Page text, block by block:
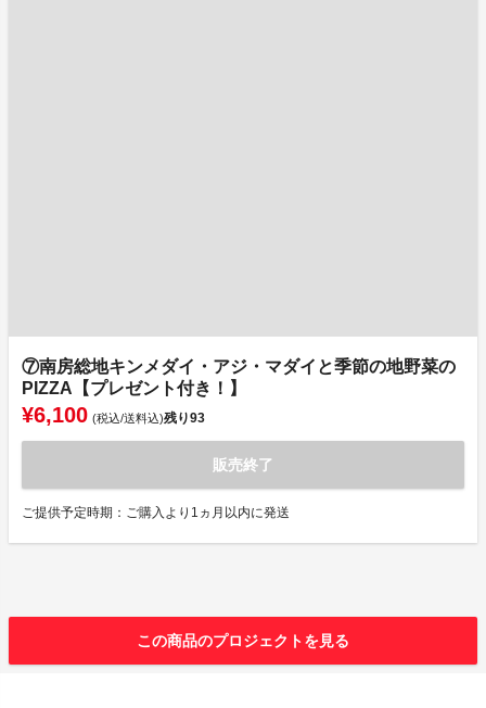
⑦南房総地キンメダイ・アジ・マダイと季節の地野菜の
PIZZA【プレゼント付き！】
¥6,100 (税込/送料込)残り93
販売終了
ご提供予定時期：ご購入より1ヵ月以内に発送
この商品のプロジェクトを見る